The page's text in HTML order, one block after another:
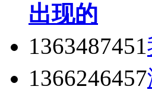
出现的
1363487451
1366246457